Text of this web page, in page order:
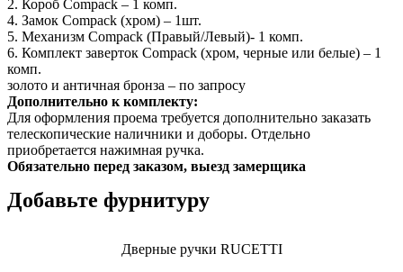
2. Короб Compack – 1 комп.
4. Замок Compack (хром) – 1шт.
5. Механизм Compack (Правый/Левый)- 1 комп.
6. Комплект заверток Compack (хром, черные или белые) – 1
комп.
золото и античная бронза – по запросу
Дополнительно к комплекту:
Для оформления проема требуется дополнительно заказать
телескопические наличники и доборы. Отдельно
приобретается нажимная ручка.
Обязательно перед заказом, выезд замерщика
Добавьте фурнитуру
Дверные ручки RUCETTI